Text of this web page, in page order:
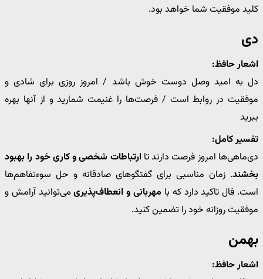
کلید موفقیت شما خواهد بود.
دی
اشعار حافظ:
دل به امید وصل دوست خوش باشد / امروز روزی برای شادی و
موفقیت در روابط است / فرصت‌ها را غنیمت شمارید و از آنها بهره
ببرید
تفسیر کامل:
دی‌ماهی‌ها امروز فرصت دارند تا ارتباطات شخصی و کاری خود را بهبود
بخشند. زمان مناسبی برای گفتگوهای صادقانه و حل سوءتفاهم‌ها
است. فال تاکید دارد که با مهربانی و انعطاف‌پذیریمی‌توانید آرامش و
موفقیت روزانه خود را تضمین کنید.
بهمن
اشعار حافظ: